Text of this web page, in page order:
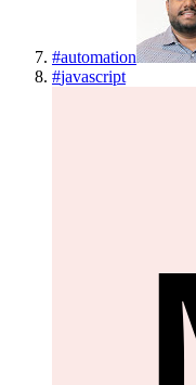
#automation
#javascript